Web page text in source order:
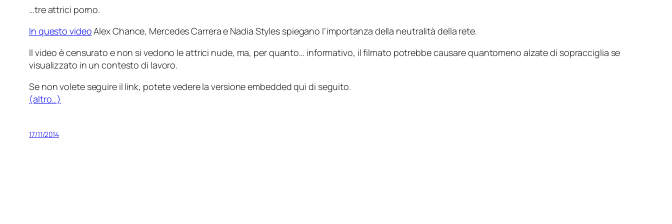
…tre attrici porno.
In questo videoAlex Chance, Mercedes Carrera e Nadia Styles spiegano l’importanza della neutralità della rete.
Il video è censurato e non si vedono le attrici nude, ma, per quanto… informativo, il filmato potrebbe causare quantomeno alzate di sopracciglia se
visualizzato in un contesto di lavoro.
Se non volete seguire il link, potete vedere la versioneembeddedqui di seguito.
(altro…)
17/11/2014